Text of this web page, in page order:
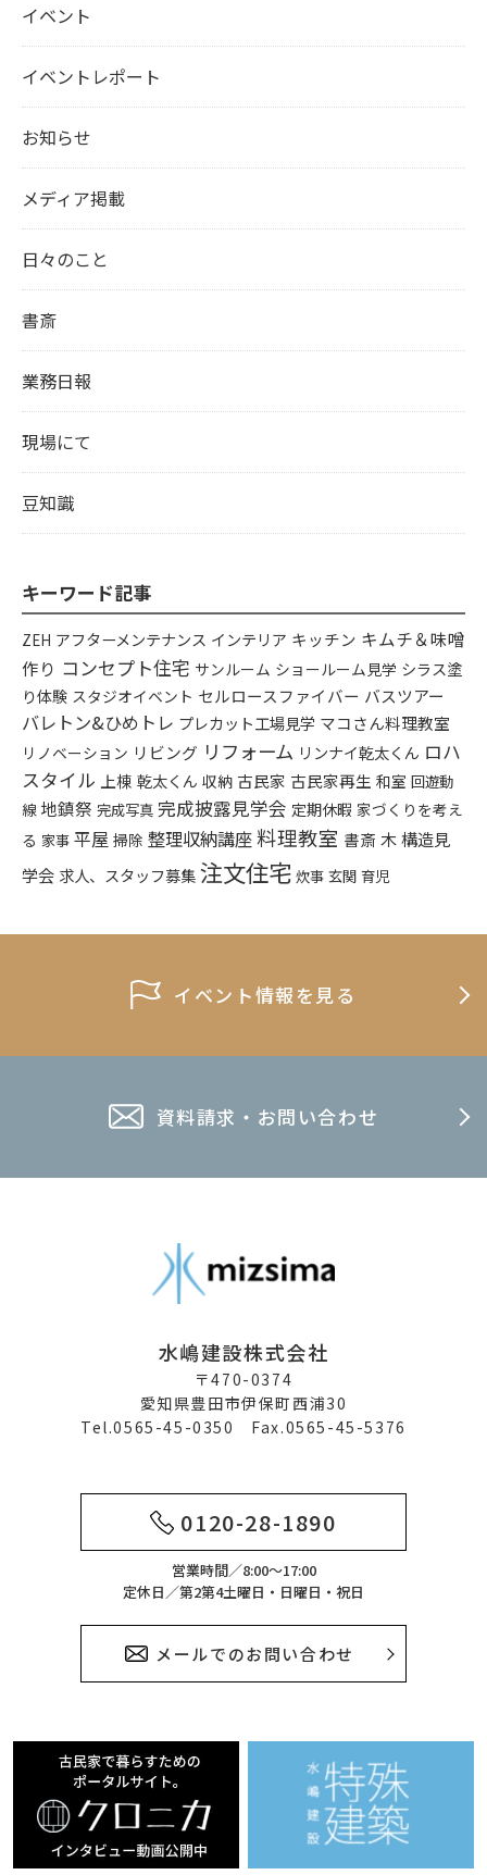
イベント
イベントレポート
お知らせ
メディア掲載
日々のこと
書斎
業務日報
現場にて
豆知識
キーワード記事
ZEH アフターメンテナンス インテリア キッチン キムチ＆味噌
作り コンセプト住宅 サンルーム ショールーム見学 シラス塗
り体験 スタジオイベント セルロースファイバー バスツアー
バレトン&ひめトレ プレカット工場見学 マコさん料理教室
リノベーション リビング リフォーム リンナイ乾太くん ロハ
スタイル 上棟 乾太くん 収納 古民家 古民家再生 和室 回遊動
線 地鎮祭 完成写真 完成披露見学会 定期休暇 家づくりを考え
る 家事 平屋 掃除 整理収納講座料理教室 書斎 木構造見
学会 求人、スタッフ募集注文住宅 炊事 玄関 育児
イベント情報を見る
資料請求・お問い合わせ
水嶋建設株式会社
〒470-0374
愛知県豊田市伊保町西浦30
Tel.0565-45-0350 Fax.0565-45-5376
0120-28-1890
営業時間／8:00～17:00
定休日／第2第4土曜日・日曜日・祝日
メールでのお問い合わせ